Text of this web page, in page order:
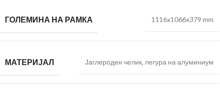
ГОЛЕМИНА НА РАМКА 1116x1066x379 mm
МАТЕРИЈАЛ Јаглероден челик, легура на алуминиум